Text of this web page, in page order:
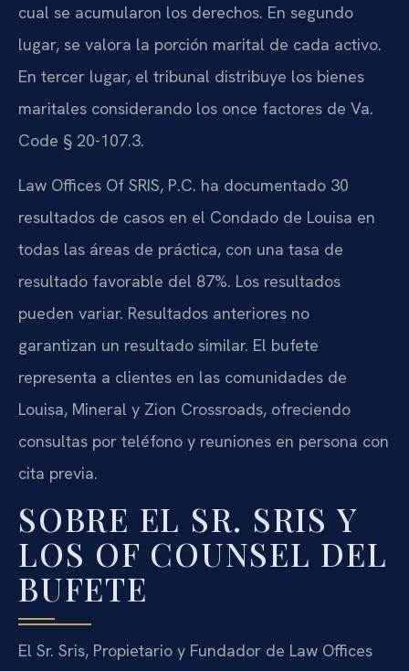
cual se acumularon los derechos. En segundo
lugar, se valora la porción marital de cada activo.
En tercer lugar, el tribunal distribuye los bienes
maritales considerando los once factores de Va.
Code § 20-107.3.
Law Offices Of SRIS, P.C. ha documentado 30
resultados de casos en el Condado de Louisa en
todas las áreas de práctica, con una tasa de
resultado favorable del 87%. Los resultados
pueden variar. Resultados anteriores no
garantizan un resultado similar. El bufete
representa a clientes en las comunidades de
Louisa, Mineral y Zion Crossroads, ofreciendo
consultas por teléfono y reuniones en persona con
cita previa.
SOBRE EL SR. SRIS Y
LOS OF COUNSEL DEL
BUFETE
El Sr. Sris, Propietario y Fundador de Law Offices